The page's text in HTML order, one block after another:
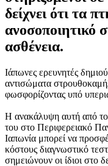
δείχνει ότι τα
ανοσοποιητικό
ασθένεια.
Ιάπωνες ερευνητές
αντισώματα
φωσφορίζοντας υπό
Η ανακάλυψη αυτή από
του στο Περιφερειακό
Ιαπωνία μπορεί να
κόστους διαγνωστικό
σημειώνουν οι ίδιοι στο